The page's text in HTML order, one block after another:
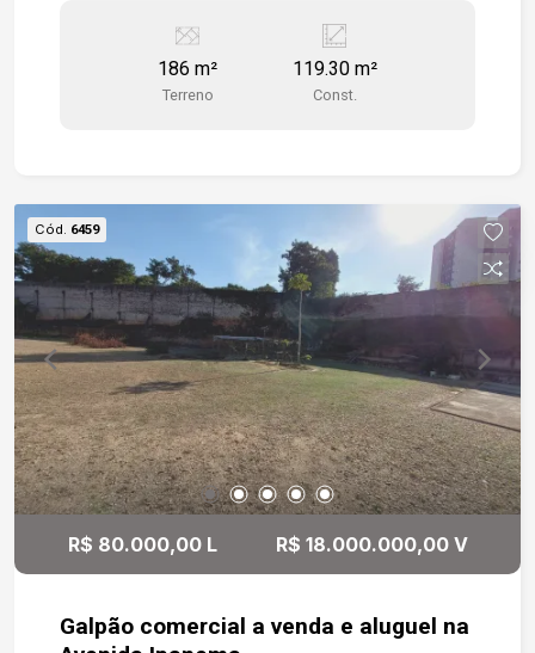
em concreto é ideal para atividades que exigem
resistência e praticidade. Possui dois portões de
entrada com folhas duplas pivotantes,
contra intempéries. Conta ainda com um banheiro
funcional e um pequeno quintal nos fundos, que
pode ser aproveitado como área de descanso ou
depósito adicional. É uma ótima oportunidade
para quem busca um imóvel versátil, em ponto
estratégico, pronto para receber sua empresa ou
projeto.
186 m²
Terreno
119.30 m²
Const.
Cód. 6459
R$ 80.000,00 L R$ 18.000.000,00 V
Galpão comercial a venda e aluguel na